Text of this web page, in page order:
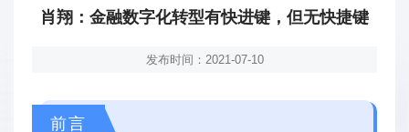
肖翔：金融数字化转型有快进键，但无快捷键
发布时间：2021-07-10
前言